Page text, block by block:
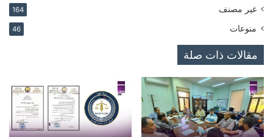
غير مصنف 164
منوعات 46
مقالات ذات صلة